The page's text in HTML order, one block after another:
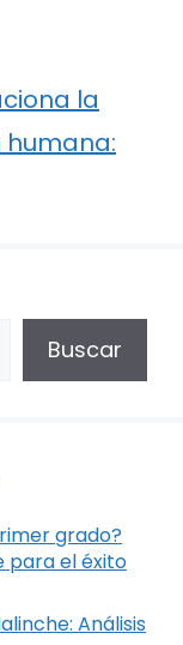
la
Buscar
grado?
para el éxito
Análisis